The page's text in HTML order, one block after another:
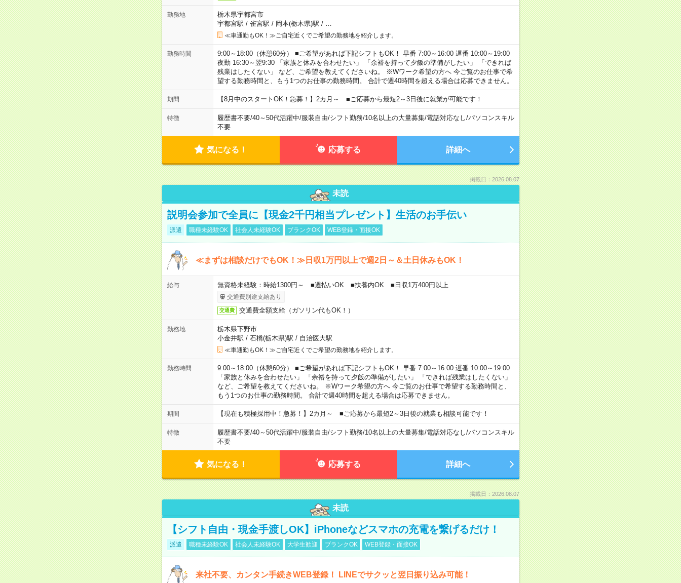
勤務地
栃木県宇都宮市
宇都宮駅 / 雀宮駅 / 岡本(栃木県)駅 /
≪車通勤もOK！≫ご自宅近くでご希望の勤務地を紹介します。
勤務時間
9:00～18:00（休憩60分） ■ご希望があれば下記シフトもOK！ 早番 7:00～16:00 遅番 10:00～19:00
夜勤 16:30～翌9:30 「家族と休みを合わせたい」 「余裕を持って夕飯の準備がしたい」 「できれば
残業はしたくない」 など、ご希望を教えてくださいね。 ※Wワーク希望の方へ 今ご覧のお仕事で希
望する勤務時間と、もう1つのお仕事の勤務時間。 合計で週40時間を超える場合は応募できません。
期間 【8月中のスタートOK！急募！】2カ月～ ■ご応募から最短2～3日後に就業が可能です！
特徴 履歴書不要/40～50代活躍中/服装自由/シフト勤務/10名以上の大量募集/電話対応なし/パソコンスキル
不要
気になる！ 応募する 詳細へ
掲載日：2026.08.07
未読
説明会参加で全員に【現金2千円相当プレゼント】生活のお手伝い
派遣 職種未経験OK 社会人未経験OK ブランクOK WEB登録・面接OK
≪まずは相談だけでもOK！≫日収1万円以上で週2日～＆土日休みもOK！
給与 無資格未経験：時給1300円～ ■週払いOK ■扶養内OK ■日収1万400円以上
交通費別途支給あり
交通費 交通費全額支給（ガソリン代もOK！）
勤務地
栃木県下野市
小金井駅 / 石橋(栃木県)駅 / 自治医大駅
≪車通勤もOK！≫ご自宅近くでご希望の勤務地を紹介します。
勤務時間
9:00～18:00（休憩60分） ■ご希望があれば下記シフトもOK！ 早番 7:00～16:00 遅番 10:00～19:00
「家族と休みを合わせたい」 「余裕を持って夕飯の準備がしたい」 「できれば残業はしたくない」
など、ご希望を教えてくださいね。 ※Wワーク希望の方へ 今ご覧のお仕事で希望する勤務時間と、
もう1つのお仕事の勤務時間。 合計で週40時間を超える場合は応募できません。
期間 【現在も積極採用中！急募！】2カ月～ ■ご応募から最短2～3日後の就業も相談可能です！
特徴 履歴書不要/40～50代活躍中/服装自由/シフト勤務/10名以上の大量募集/電話対応なし/パソコンスキル
不要
気になる！ 応募する 詳細へ
掲載日：2026.08.07
未読
【シフト自由・現金手渡しOK】iPhoneなどスマホの充電を繋げるだけ！
派遣 職種未経験OK 社会人未経験OK 大学生歓迎 ブランクOK WEB登録・面接OK
来社不要、カンタン手続きWEB登録！ LINEでサクッと翌日振り込み可能！